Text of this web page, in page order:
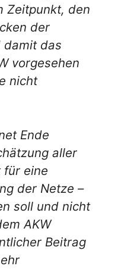
Zeitpunkt, den
der
damit das
vorgesehen
nicht
Ende
aller
für eine
der Netze –
soll und nicht
AKW
Beitrag